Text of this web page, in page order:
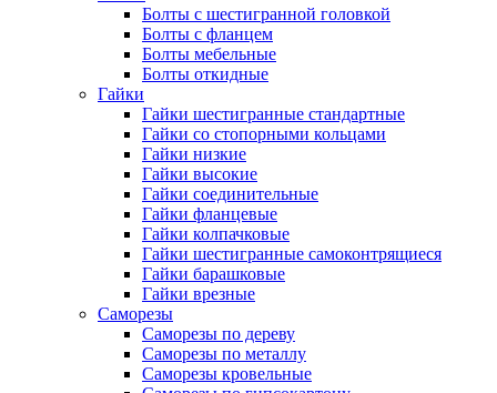
Болты с шестигранной головкой
Болты с фланцем
Болты мебельные
Болты откидные
Гайки
Гайки шестигранные стандартные
Гайки со стопорными кольцами
Гайки низкие
Гайки высокие
Гайки соединительные
Гайки фланцевые
Гайки колпачковые
Гайки шестигранные самоконтрящиеся
Гайки барашковые
Гайки врезные
Саморезы
Саморезы по дереву
Саморезы по металлу
Саморезы кровельные